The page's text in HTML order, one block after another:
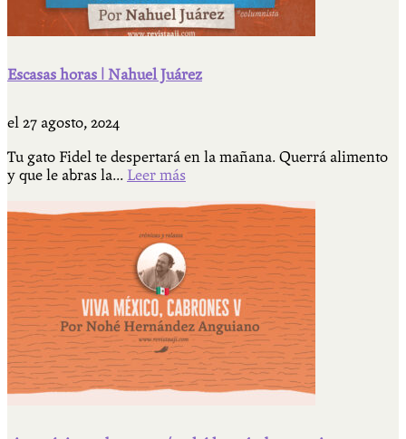
Escasas horas | Nahuel Juárez
el 27 agosto, 2024
Tu gato Fidel te despertará en la mañana. Querrá alimento
y que le abras la... Leer más